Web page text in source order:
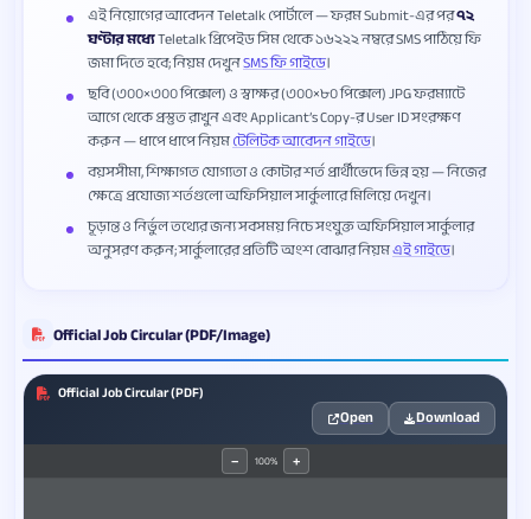
এই নিয়োগের আবেদন Teletalk পোর্টালে — ফরম Submit-এর পর৭২
ঘণ্টার মধ্যেTeletalk প্রিপেইড সিম থেকে ১৬২২২ নম্বরে SMS পাঠিয়ে ফি
জমা দিতে হবে; নিয়ম দেখুনSMS ফি গাইডে।
ছবি (৩০০×৩০০ পিক্সেল) ও স্বাক্ষর (৩০০×৮০ পিক্সেল) JPG ফরম্যাটে
আগে থেকে প্রস্তুত রাখুন এবং Applicant’s Copy-র User ID সংরক্ষণ
করুন — ধাপে ধাপে নিয়মটেলিটক আবেদন গাইডে।
বয়সসীমা, শিক্ষাগত যোগ্যতা ও কোটার শর্ত প্রার্থীভেদে ভিন্ন হয় — নিজের
ক্ষেত্রে প্রযোজ্য শর্তগুলো অফিসিয়াল সার্কুলারে মিলিয়ে দেখুন।
চূড়ান্ত ও নির্ভুল তথ্যের জন্য সবসময় নিচে সংযুক্ত অফিসিয়াল সার্কুলার
অনুসরণ করুন; সার্কুলারের প্রতিটি অংশ বোঝার নিয়মএই গাইডে।
Official Job Circular (PDF/Image)
Official Job Circular (PDF)
Open Download
− 100% +